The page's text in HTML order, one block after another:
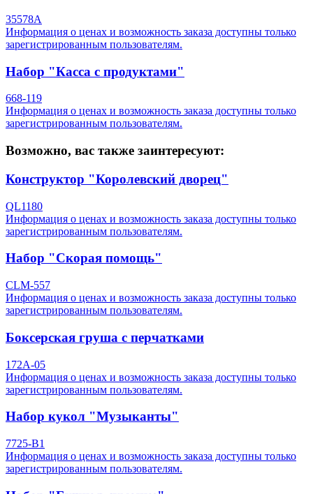
35578A
Информация о ценах и возможность заказа доступны только
зарегистрированным пользователям.
Набор "Касса с продуктами"
668-119
Информация о ценах и возможность заказа доступны только
зарегистрированным пользователям.
Возможно, вас также заинтересуют:
Конструктор "Королевский дворец"
QL1180
Информация о ценах и возможность заказа доступны только
зарегистрированным пользователям.
Набор "Скорая помощь"
CLM-557
Информация о ценах и возможность заказа доступны только
зарегистрированным пользователям.
Боксерская груша с перчатками
172A-05
Информация о ценах и возможность заказа доступны только
зарегистрированным пользователям.
Набор кукол "Музыканты"
7725-B1
Информация о ценах и возможность заказа доступны только
зарегистрированным пользователям.